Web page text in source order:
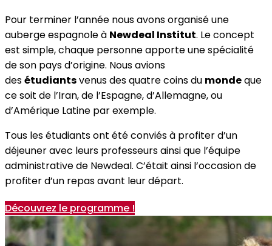
Pour terminer l’année nous avons organisé une
auberge espagnole à Newdeal Institut. Le concept
est simple, chaque personne apporte une spécialité
de son pays d’origine. Nous avions
desétudiantsvenus des quatre coins du mondeque
ce soit de l’Iran, de l’Espagne, d’Allemagne, ou
d’Amérique Latine par exemple.
Tous les étudiants ont été conviés à profiter d’un
déjeuner avec leurs professeurs ainsi que l’équipe
administrative de Newdeal. C’était ainsi l’occasion de
profiter d’un repas avant leur départ.
Découvrez le programme !